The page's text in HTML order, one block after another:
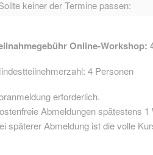
keiner der Termine passen:
Online-Workshop:
4 Personen
erforderlich.
Abmeldungen spätestens 1
späterer Abmeldung ist die volle